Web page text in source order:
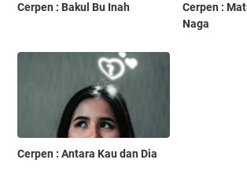
Cerpen : Bakul Bu Inah
Cerpen :
Naga
Cerpen : Antara Kau dan Dia